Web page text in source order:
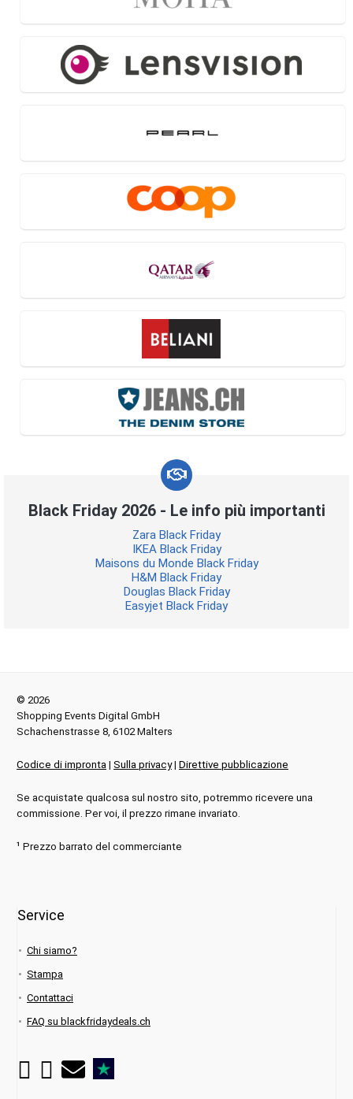
Black Friday 2026 - Le info più importanti
Zara Black Friday
IKEA Black Friday
Maisons du Monde Black Friday
H&M Black Friday
Douglas Black Friday
Easyjet Black Friday
© 2026
Shopping Events Digital GmbH
Schachenstrasse 8, 6102 Malters
Codice di impronta | Sulla privacy| Direttive pubblicazione
Se acquistate qualcosa sul nostro sito, potremmo ricevere una
commissione. Per voi, il prezzo rimane invariato.
¹ Prezzo barrato del commerciante
Service
Chi siamo?
Stampa
Contattaci
FAQ su blackfridaydeals.ch